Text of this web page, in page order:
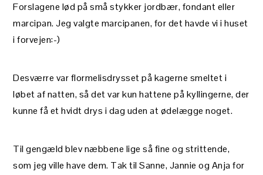
Forslagene lød på små stykker jordbær, fondant eller
marcipan. Jeg valgte marcipanen, for det havde vi i huset
i forvejen:-)
Desværre var flormelisdrysset på kagerne smeltet i
løbet af natten, så det var kun hattene på kyllingerne, der
kunne få et hvidt drys i dag uden at ødelægge noget.
Til gengæld blev næbbene lige så fine og strittende,
som jeg ville have dem. Tak til Sanne, Jannie og Anja for